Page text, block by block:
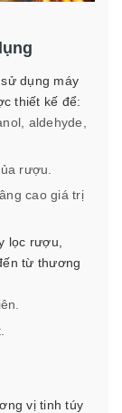
dụng máy
thiết kế để:
aldehyde,
rượu.
cao giá trị
lọc rượu,
từ thương
vị tinh túy